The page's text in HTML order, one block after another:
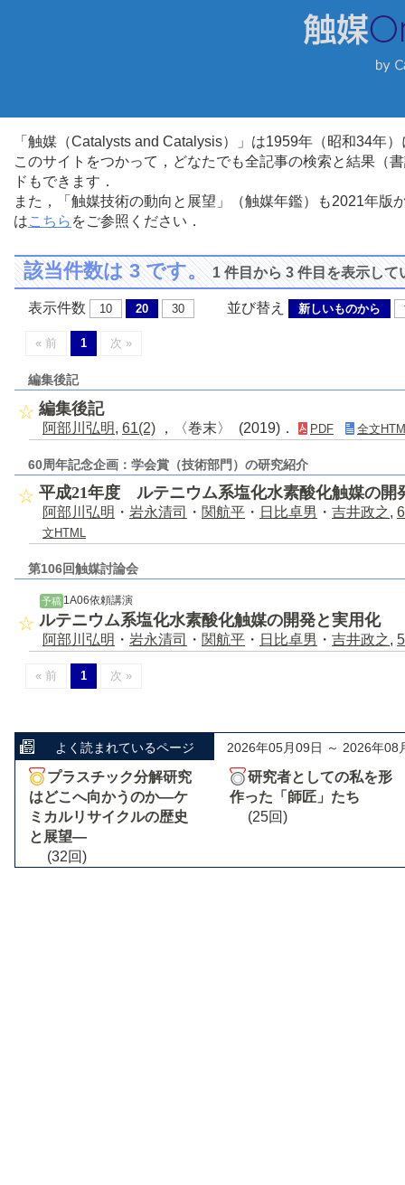
「触媒（Catalysts and Catalysis）」は1959年（昭和34年
このサイトをつかって，どなたでも全記事の検索と結果（
ドもできます．
また，「触媒技術の動向と展望」（触媒年鑑）も2021年
はこちら をご参照ください．
該当件数は 3 です。1 件目から 3 件目を表示して
表示件数 10 20 30 並び替え 新しいものから
« 前 1 次 »
編集後記
編集後記
阿部川弘明, 61(2) ，〈巻末〉 (2019)． PDF 全文
60周年記念企画：学会賞（技術部門）の研究紹介
平成21年度 ルテニウム系塩化水素酸化触媒の開
阿部川弘明 ・ 岩永清司 ・ 関航平 ・ 日比卓男 ・ 吉井政之,
文HTML
第106回触媒討論会
予稿1A06依頼講演
ルテニウム系塩化水素酸化触媒の開発と実用化
阿部川弘明 ・ 岩永清司 ・ 関航平 ・ 日比卓男 ・ 吉井政之,
« 前 1 次 »
よく読まれているページ 2026年05月09日 ～ 2026年08
プラスチック分解研究
はどこへ向かうのか―ケ
ミカルリサイクルの歴史
と展望―
(32回)
研究者としての私を形
作った「師匠」たち
(25回)